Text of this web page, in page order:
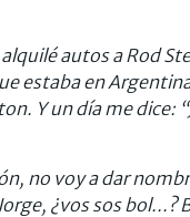
autos a Rod
estaba en
Y un día me dice:
no voy a dar
¿vos sos